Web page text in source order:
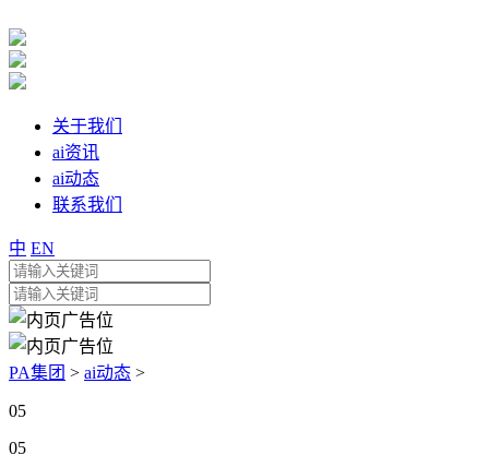
关于我们
ai资讯
ai动态
联系我们
中 EN
PA集团 > ai动态 >
05
05